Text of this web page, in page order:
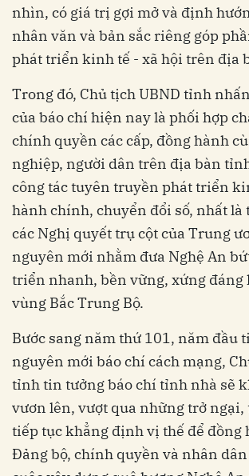
nhìn, có giá trị gợi mở và định
nhân văn và bản sắc riêng góp
phát triển kinh tế - xã hội trên địa
Trong đó, Chủ tịch UBND tỉnh
của báo chí hiện nay là phối hợp
chính quyền các cấp, đồng hành
nghiệp, người dân trên địa bàn
công tác tuyên truyền phát triển
hành chính, chuyển đổi số, nhất là
các Nghị quyết trụ cột của Trung
nguyên mới nhằm đưa Nghệ An
triển nhanh, bền vững, xứng đáng
vùng Bắc Trung Bộ.
Bước sang năm thứ 101, năm đầu
nguyên mới báo chí cách mạng,
tỉnh tin tưởng báo chí tỉnh nhà sẽ
vươn lên, vượt qua những trở ngại,
tiếp tục khẳng định vị thế để đồng
Đảng bộ, chính quyền và nhân